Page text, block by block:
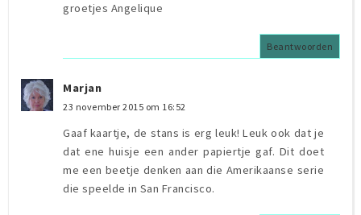
groetjes Angelique
Beantwoorden
Marjan
23 november 2015 om 16:52
Gaaf kaartje, de stans is erg leuk! Leuk ook dat je
dat ene huisje een ander papiertje gaf. Dit doet
me een beetje denken aan die Amerikaanse serie
die speelde in San Francisco.